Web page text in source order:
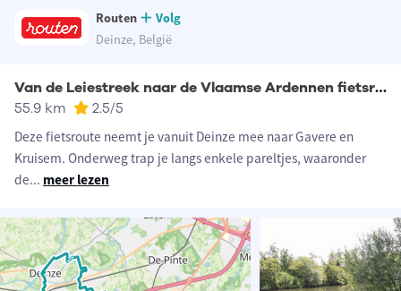
Routen
Volg
Deinze, België
Van de Leiestreek naar de Vlaamse Ardennen fietsroute
55.9 km 2.5/5
Deze fietsroute neemt je vanuit Deinze mee naar Gavere en
Kruisem. Onderweg trap je langs enkele pareltjes, waaronder
de... meer lezen